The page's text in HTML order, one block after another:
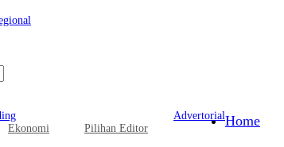
dan Regional
Ekonomi
Pilihan Editor
AdvertorialHome